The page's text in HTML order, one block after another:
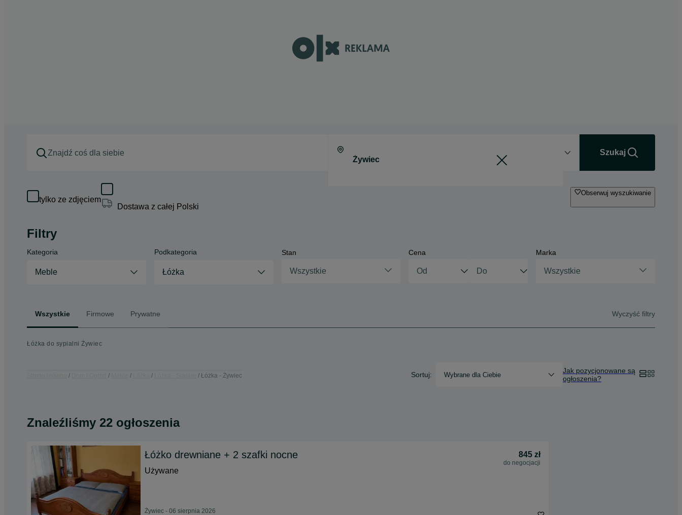
Szukaj
tylko ze zdjęciem
Dostawa z całej Polski
Obserwuj wyszukiwanie
Filtry
Kategoria
Meble
Podkategoria
Łóżka
Stan
Wszystkie
Cena Marka
Wszystkie
Wszystkie Firmowe Prywatne Wyczyść filtry
Łóżka do sypialni Żywiec
Łóżka - Żywiec Sortuj: Wybrane dla Ciebie
Jak pozycjonowane są
ogłoszenia?
Znaleźliśmy 22 ogłoszenia
Łóżko drewniane + 2 szafki nocne 845 zł
do negocjacji
Używane
Żywiec - 06 sierpnia 2026